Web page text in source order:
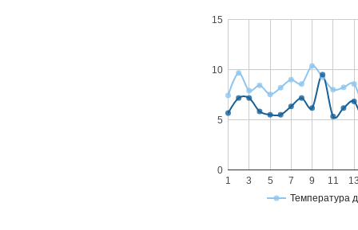
Температура
1 3 5 7 9 11
0
5
10
15